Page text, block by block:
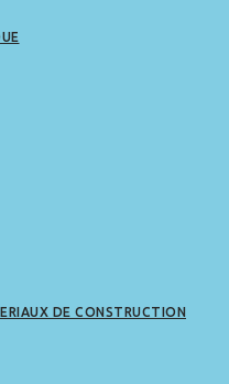
DE CONSTRUCTION